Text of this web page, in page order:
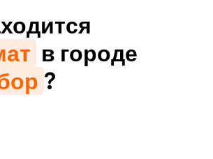
в городе
?